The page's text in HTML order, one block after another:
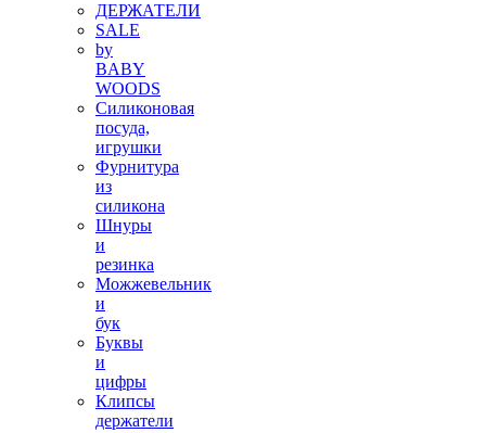
ДЕРЖАТЕЛИ
SALE
by
BABY
WOODS
Силиконовая
посуда,
игрушки
Фурнитура
из
силикона
Шнуры
и
резинка
Можжевельник
и
бук
Буквы
и
цифры
Клипсы
держатели